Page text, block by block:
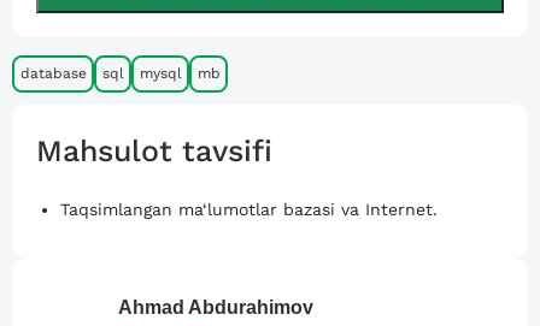
database sql mysql mb
Mahsulot tavsifi
Taqsimlangan ma‘lumotlar bazasi va Internet.
Ahmad Abdurahimov